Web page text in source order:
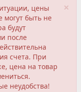
×
цены
могут быть не
будут
после
счета. При
цена на товар
неудобства!